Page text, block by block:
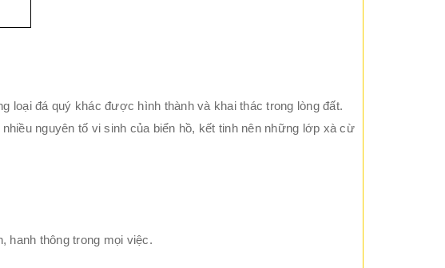
loại đá quý khác được hình thành và khai thác trong lòng đất.
nguyên tố vi sinh của biển hồ, kết tinh nên những lớp xà cừ
hanh thông trong mọi việc.